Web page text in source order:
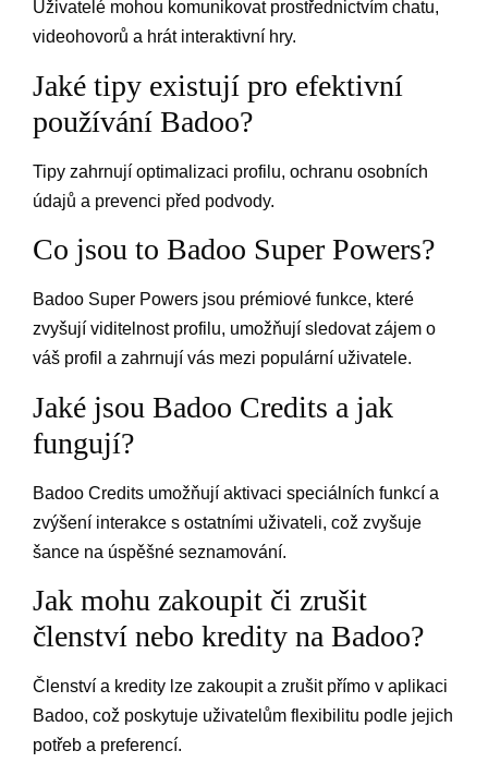
Uživatelé mohou komunikovat prostřednictvím chatu,
videohovorů a hrát interaktivní hry.
Jaké tipy existují pro efektivní
používání Badoo?
Tipy zahrnují optimalizaci profilu, ochranu osobních
údajů a prevenci před podvody.
Co jsou to Badoo Super Powers?
Badoo Super Powers jsou prémiové funkce, které
zvyšují viditelnost profilu, umožňují sledovat zájem o
váš profil a zahrnují vás mezi populární uživatele.
Jaké jsou Badoo Credits a jak
fungují?
Badoo Credits umožňují aktivaci speciálních funkcí a
zvýšení interakce s ostatními uživateli, což zvyšuje
šance na úspěšné seznamování.
Jak mohu zakoupit či zrušit
členství nebo kredity na Badoo?
Členství a kredity lze zakoupit a zrušit přímo v aplikaci
Badoo, což poskytuje uživatelům flexibilitu podle jejich
potřeb a preferencí.